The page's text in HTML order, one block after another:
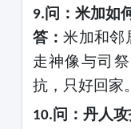
9.问：米加如
答：米加和邻
走神像与司
抗，只好回家。
10.问：丹人